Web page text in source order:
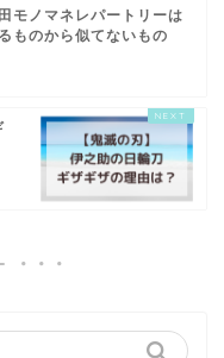
モノマネレパートリーは
ものから似てないもの